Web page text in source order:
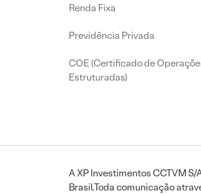
Renda Fixa
Previdência Privada
COE (Certificado de
Estruturadas)
A XP Investimentos CCTVM
Brasil.Toda comunicação